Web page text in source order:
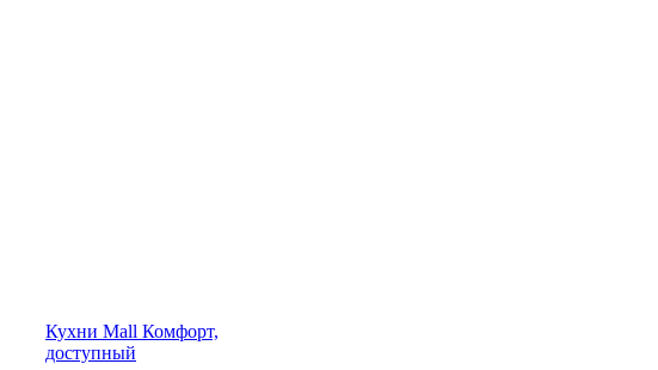
Кухни Mall Комфорт,
доступный